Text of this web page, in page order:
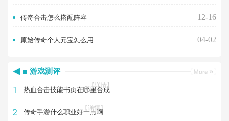
传奇合击怎么搭配阵容 12-16
原始传奇个人元宝怎么用 04-02
游戏测评
1 热血合击技能书页在哪里合成
【详情】
2 传奇手游什么职业好一点啊
【详情】